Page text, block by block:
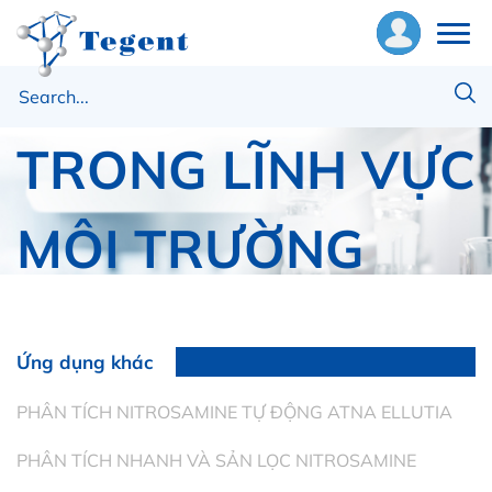
PHÂN TÍCH AOX
TRONG LĨNH VỰC
MÔI TRƯỜNG
Ứng dụng khác
PHÂN TÍCH NITROSAMINE TỰ ĐỘNG ATNA ELLUTIA
PHÂN TÍCH NHANH VÀ SẢN LỌC NITROSAMINE